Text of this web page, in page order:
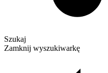
Szukaj
Zamknij wyszukiwarkę